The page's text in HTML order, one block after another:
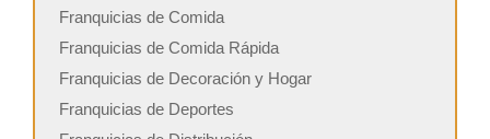
Franquicias de Comida
Franquicias de Comida Rápida
Franquicias de Decoración y Hogar
Franquicias de Deportes